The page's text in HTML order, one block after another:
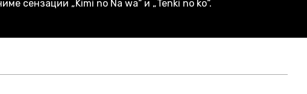
сензации „Kimi no Na wa“ и „Tenki no ko“.